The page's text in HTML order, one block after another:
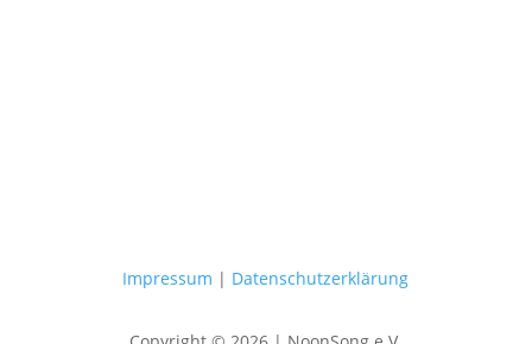
Impressum | Datenschutzerklärung